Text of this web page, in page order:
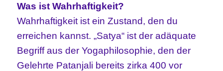
Was ist Wahrhaftigkeit?
Wahrhaftigkeit ist ein Zustand, den du
erreichen kannst. „Satya“ ist der adäquate
Begriff aus der Yogaphilosophie, den der
Gelehrte Patanjali bereits zirka 400 vor